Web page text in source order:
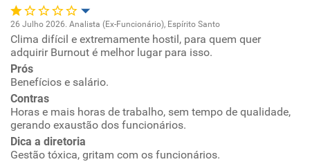
Oportunidade de promoção
Ambiente de trabalho
Conciliação com a vida familiar
Benefícios
26 Julho 2026. Analista (Ex-Funcionário), Espírito Santo
Clima difícil e extremamente hostil, para quem quer
adquirir Burnout é melhor lugar para isso.
Prós
Benefícios e salário.
Contras
Horas e mais horas de trabalho, sem tempo de qualidade,
gerando exaustão dos funcionários.
Dica a diretoria
Gestão tóxica, gritam com os funcionários.